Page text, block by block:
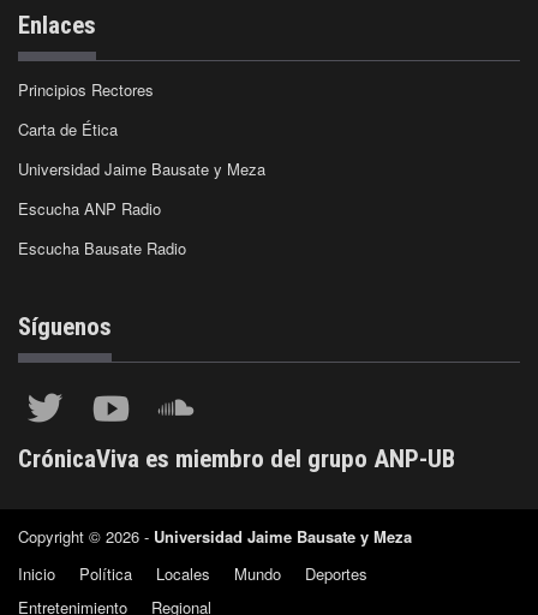
Enlaces
Principios Rectores
Carta de Ética
Universidad Jaime Bausate y Meza
Escucha ANP Radio
Escucha Bausate Radio
Síguenos
CrónicaViva es miembro del grupo ANP-UB
Copyright © 2026 - Universidad Jaime Bausate y Meza
Inicio
Política Locales Mundo
Deportes
Entretenimiento
Regional